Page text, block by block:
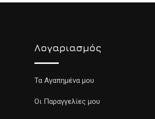
Λογαριασμός
Τα Αγαπημένα μου
Οι Παραγγελίες μου